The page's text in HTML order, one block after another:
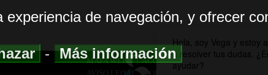
MAPA WEB|ACCESIBILIDAD
AVISO LEGAL| POLITICA DE PRIVACIDAD
de navegación, y ofrecer
-Más información